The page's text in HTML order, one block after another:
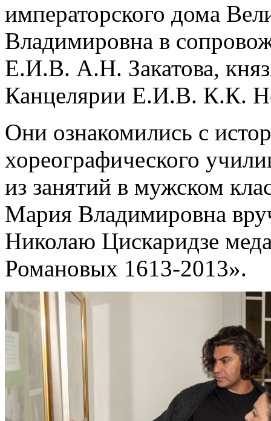
императорского дома
Владимировна в
Е.И.В. А.Н. Закатова,
Канцелярии Е.И.В. К.К.
Они ознакомились с
хореографического
из занятий в мужском
Мария Владимировна
Николаю Цискаридзе
Романовых 1613-2013».